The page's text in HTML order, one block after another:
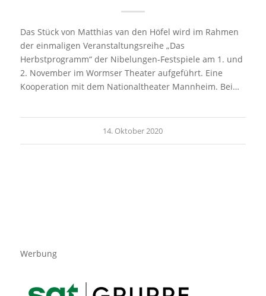
Das Stück von Matthias van den Höfel wird im Rahmen
der einmaligen Veranstaltungsreihe „Das
Herbstprogramm“ der Nibelungen-Festspiele am 1. und
2. November im Wormser Theater aufgeführt. Eine
Kooperation mit dem Nationaltheater Mannheim. Bei…
14. Oktober 2020
Werbung